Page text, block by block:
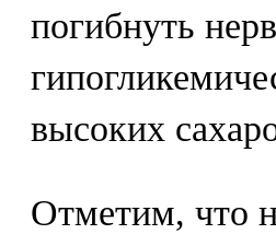
погибнуть
высоких
Отметим, что